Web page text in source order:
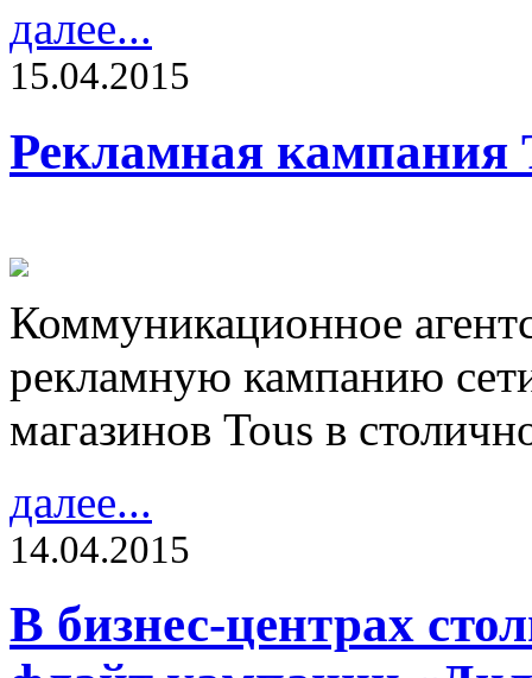
далее...
15.04.2015
Рекламная кампания
Коммуникационное
рекламную кампанию
магазинов Tous в
далее...
14.04.2015
В бизнес-центрах